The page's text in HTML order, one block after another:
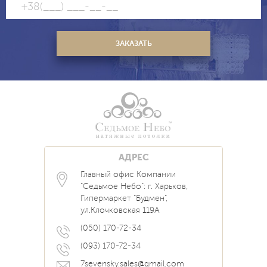
АДРЕС
Главный офис Компании
"Седьмое Небо": г. Харьков,
Гипермаркет "Будмен",
ул.Клочковская 119А
(050) 170-72-34
(093) 170-72-34
7sevensky.sales@gmail.com
Каталог
Услуги
Блог
Новости
Акции
Контакты